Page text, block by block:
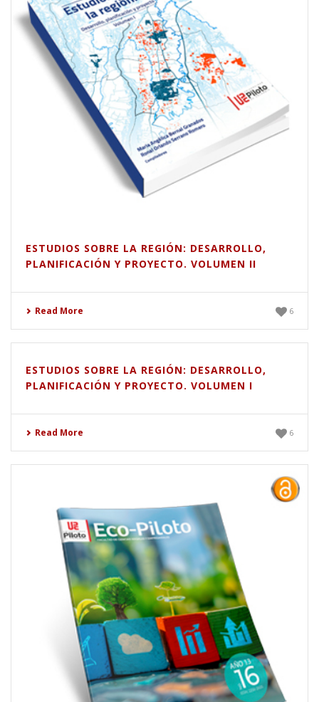
ESTUDIOS SOBRE LA REGIÓN: DESARROLLO,
PLANIFICACIÓN Y PROYECTO. VOLUMEN II
Read More 6
ESTUDIOS SOBRE LA REGIÓN: DESARROLLO,
PLANIFICACIÓN Y PROYECTO. VOLUMEN I
Read More 6